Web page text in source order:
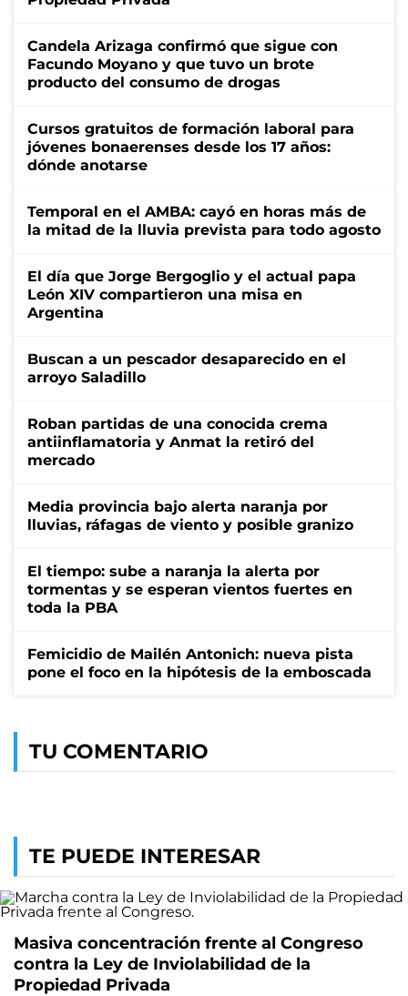
Candela Arizaga confirmó que sigue con
Facundo Moyano y que tuvo un brote
producto del consumo de drogas
Cursos gratuitos de formación laboral para
jóvenes bonaerenses desde los 17 años:
dónde anotarse
Temporal en el AMBA: cayó en horas más de
la mitad de la lluvia prevista para todo agosto
El día que Jorge Bergoglio y el actual papa
León XIV compartieron una misa en
Argentina
Buscan a un pescador desaparecido en el
arroyo Saladillo
Roban partidas de una conocida crema
antiinflamatoria y Anmat la retiró del
mercado
Media provincia bajo alerta naranja por
lluvias, ráfagas de viento y posible granizo
El tiempo: sube a naranja la alerta por
tormentas y se esperan vientos fuertes en
toda la PBA
Femicidio de Mailén Antonich: nueva pista
pone el foco en la hipótesis de la emboscada
TU COMENTARIO
TE PUEDE INTERESAR
Masiva concentración frente al Congreso
contra la Ley de Inviolabilidad de la
Propiedad Privada